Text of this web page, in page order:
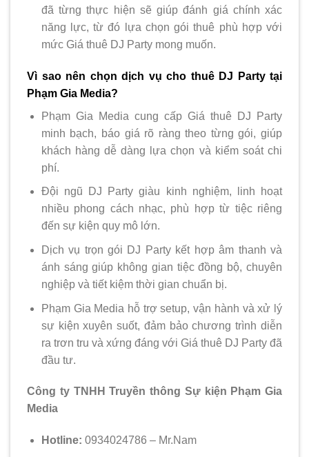
đã từng thực hiện sẽ giúp đánh giá chính xác
năng lực, từ đó lựa chọn gói thuê phù hợp với
mức Giá thuê DJ Party mong muốn.
Vì sao nên chọn dịch vụ cho thuê DJ Party tại
Phạm Gia Media?
Phạm Gia Media cung cấp Giá thuê DJ Party
minh bạch, báo giá rõ ràng theo từng gói, giúp
khách hàng dễ dàng lựa chọn và kiểm soát chi
phí.
Đội ngũ DJ Party giàu kinh nghiệm, linh hoạt
nhiều phong cách nhạc, phù hợp từ tiệc riêng
đến sự kiện quy mô lớn.
Dịch vụ trọn gói DJ Party kết hợp âm thanh và
ánh sáng giúp không gian tiệc đồng bộ, chuyên
nghiệp và tiết kiệm thời gian chuẩn bị.
Phạm Gia Media hỗ trợ setup, vận hành và xử lý
sự kiện xuyên suốt, đảm bảo chương trình diễn
ra trơn tru và xứng đáng với Giá thuê DJ Party đã
đầu tư.
Công ty TNHH Truyền thông Sự kiện Phạm Gia
Media
Hotline: 0934024786 – Mr.Nam